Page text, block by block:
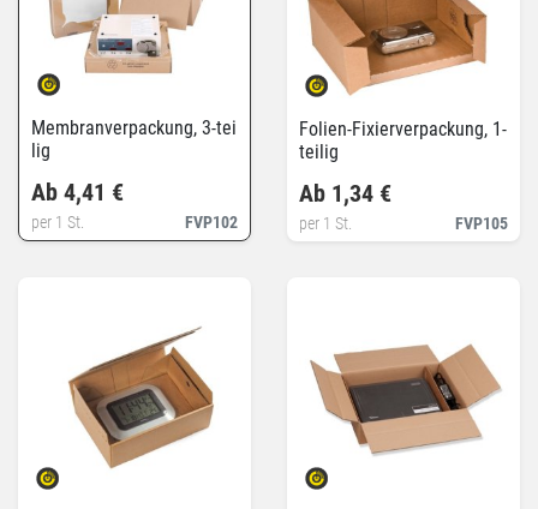
Membranverpackung, 3-tei
lig
FVP102
Ab 4,41 €
per 1 St.
Folien-Fixierverpackung, 1-
teilig
FVP105
Ab 1,34 €
per 1 St.